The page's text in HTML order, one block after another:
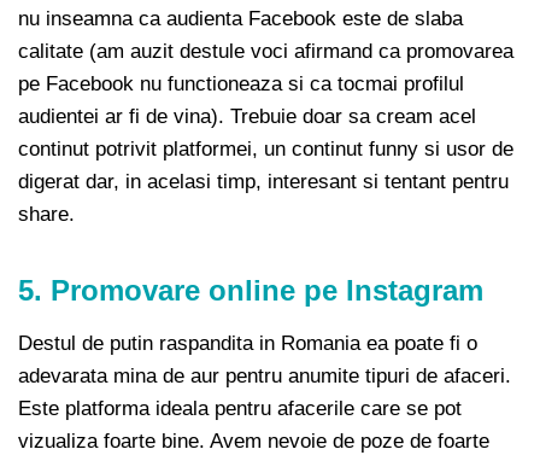
nu inseamna ca audienta Facebook este de slaba
calitate (am auzit destule voci afirmand ca promovarea
pe Facebook nu functioneaza si ca tocmai profilul
audientei ar fi de vina). Trebuie doar sa cream acel
continut potrivit platformei, un continut funny si usor de
digerat dar, in acelasi timp, interesant si tentant pentru
share.
5. Promovare online pe Instagram
Destul de putin raspandita in Romania ea poate fi o
adevarata mina de aur pentru anumite tipuri de afaceri.
Este platforma ideala pentru afacerile care se pot
vizualiza foarte bine. Avem nevoie de poze de foarte